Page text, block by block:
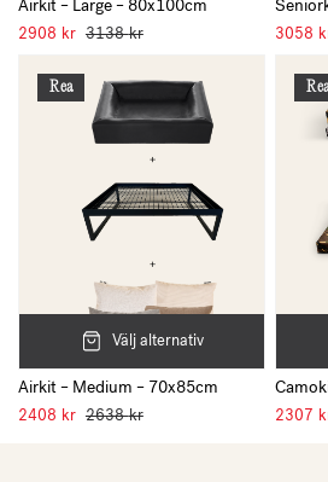
Airkit – Large – 80x100cm
2908 kr 3138kr 3058
Rea
Välj alternativ
Airkit – Medium – 70x85cm
2408 kr 2638kr
Rea
2307